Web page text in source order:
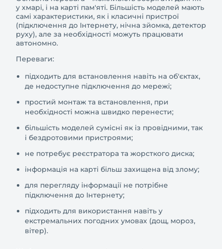
у хмарі, і на карті пам'яті. Більшість моделей мають
самі характеристики, як і класичні пристрої
(підключення до Інтернету, нічна зйомка, детектор
руху), але за необхідності можуть працювати
автономно.
Переваги:
підходить для встановлення навіть на об'єктах,
де недоступне підключення до мережі;
простий монтаж та встановлення, при
необхідності можна швидко перенести;
більшість моделей сумісні як із провідними, так
і бездротовими пристроями;
не потребує реєстратора та жорсткого диска;
інформація на карті більш захищена від злому;
для перегляду інформації не потрібне
підключення до Інтернету;
підходить для використання навіть у
екстремальних погодних умовах (дощ, мороз,
вітер).